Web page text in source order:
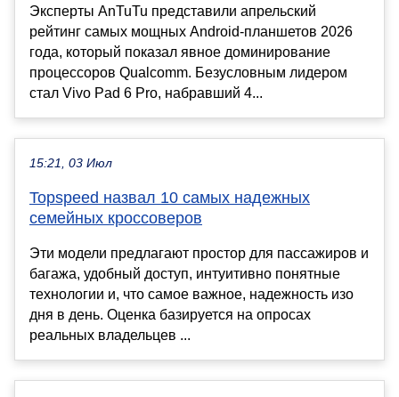
Эксперты AnTuTu представили апрельский
рейтинг самых мощных Android-планшетов 2026
года, который показал явное доминирование
процессоров Qualcomm. Безусловным лидером
стал Vivo Pad 6 Pro, набравший 4...
15:21, 03 Июл
Topspeed назвал 10 самых надежных
семейных кроссоверов
Эти модели предлагают простор для пассажиров и
багажа, удобный доступ, интуитивно понятные
технологии и, что самое важное, надежность изо
дня в день. Оценка базируется на опросах
реальных владельцев ...